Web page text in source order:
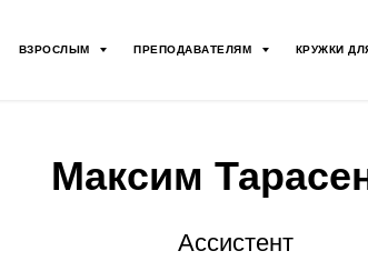
ВЗРОСЛЫМ ПРЕПОДАВАТЕЛЯМ КРУЖКИ
Максим
Ассистент